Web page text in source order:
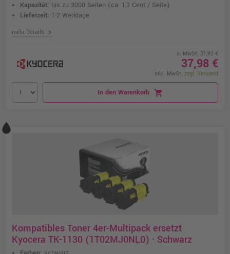
Kapazität: bis zu 3000 Seiten (ca. 1,3 Cent / Seite)
Lieferzeit: 1-2 Werktage
mehr Details chevron_right
o. MwSt. 31,92 €
37,98 €
inkl. MwSt. zzgl. Versand
In den Warenkorb shopping_cart
Kompatibles Toner 4er-Multipack ersetzt
Kyocera TK-1130 (1T02MJ0NL0) · Schwarz